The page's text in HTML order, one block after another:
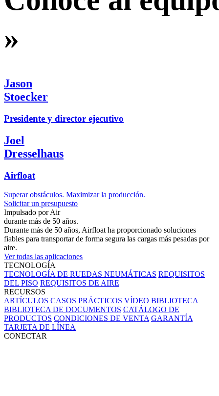
»
Jason
Stoecker
Presidente y director ejecutivo
Joel
Dresselhaus
Airfloat
Superar obstáculos. Maximizar la producción.
Solicitar un presupuesto
Impulsado por Air
durante más de 50 años.
Durante más de 50 años, Airfloat ha proporcionado soluciones
fiables para transportar de forma segura las cargas más pesadas por
aire.
Ver todas las aplicaciones
TECNOLOGÍA
TECNOLOGÍA DE RUEDAS NEUMÁTICAS REQUISITOS
DEL PISO REQUISITOS DE AIRE
RECURSOS
ARTÍCULOS CASOS PRÁCTICOS VÍDEO BIBLIOTECA
BIBLIOTECA DE DOCUMENTOS CATÁLOGO DE
PRODUCTOS CONDICIONES DE VENTA GARANTÍA
TARJETA DE LÍNEA
CONECTAR